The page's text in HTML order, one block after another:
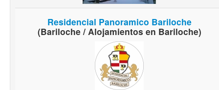
Residencial Panoramico Bariloche
(Bariloche / Alojamientos en Bariloche)